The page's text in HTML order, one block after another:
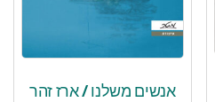
אנשים משלנו / ארז זהר